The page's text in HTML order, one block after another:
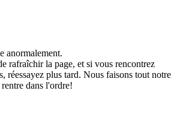
anormalement.
rafraîchir la page, et si vous rencontrez
réessayez plus tard. Nous faisons tout notre
dans l'ordre!